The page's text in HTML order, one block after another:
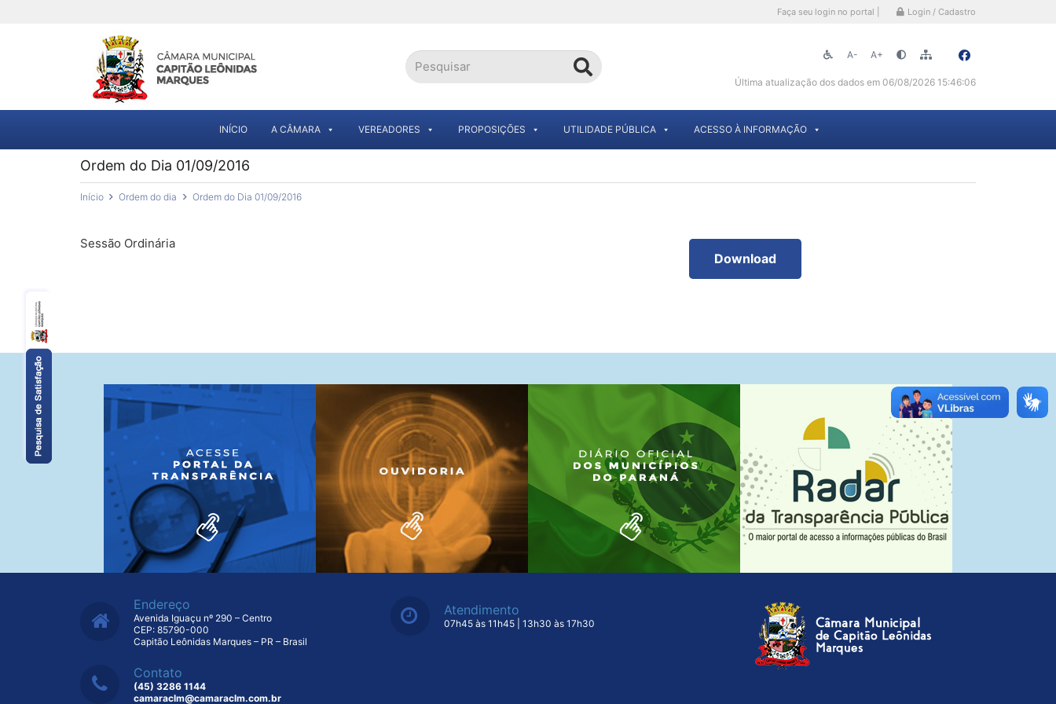
Faça seu login no portal | Login / Cadastro
A- A+
Última atualização dos dados em 06/08/2026 15:46:06
INÍCIO A CÂMARA VEREADORES PROPOSIÇÕES UTILIDADE PÚBLICA ACESSO À INFORMAÇÃO
Ordem do Dia 01/09/2016
Início Ordem do dia Ordem do Dia 01/09/2016
Sessão Ordinária
Download
Endereço
Avenida Iguaçu nº 290 – Centro
CEP: 85790-000
Capitão Leônidas Marques – PR – Brasil
Contato
(45) 3286 1144
camaraclm@camaraclm.com.br
Atendimento
07h45 às 11h45 | 13h30 às 17h30